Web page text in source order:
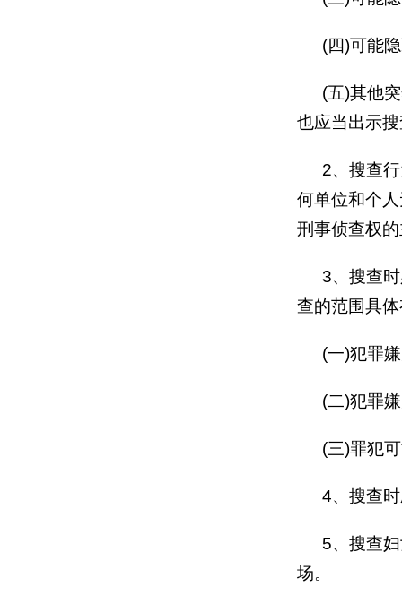
(四)可能
(五)其他
也应当出示
2、搜查
何单位和个
刑事侦查权
3、搜查
查的范围具
(一)犯罪
(二)犯罪
(三)罪犯
4、搜查
5、搜查
场。